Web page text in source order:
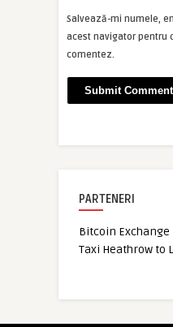
Salvează-mi numele,
acest navigator pentru
comentez.
PARTENERI
Bitcoin Exchange
Taxi Heathrow to